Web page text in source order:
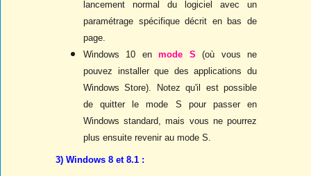
lancement normal du logiciel avec un
paramétrage spécifique décrit en bas de
page.
Windows 10 enmode S
(où vous ne
pouvez installer que des applications du
Windows Store). Notez qu'il est possible
de quitter le mode S pour passer en
Windows standard, mais vous ne pourrez
plus ensuite revenir au mode S.
3) Windows 8 et 8.1 :